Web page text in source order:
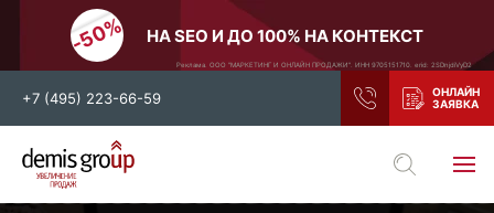
НА SEO И ДО 100% НА КОНТЕКСТ
Реклама. ООО "МАРКЕТИНГ И ОНЛАЙН ПРОДАЖИ". ИНН 9705151710. erid: 2SDnjdiVyD2
+7 (495) 223-66-59
Выберите свой город